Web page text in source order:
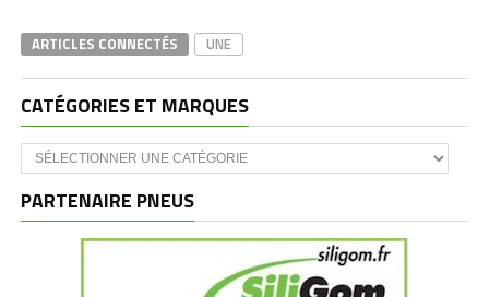
ARTICLES CONNECTÉS UNE
CATÉGORIES ET MARQUES
Catégories
et
PARTENAIRE PNEUS